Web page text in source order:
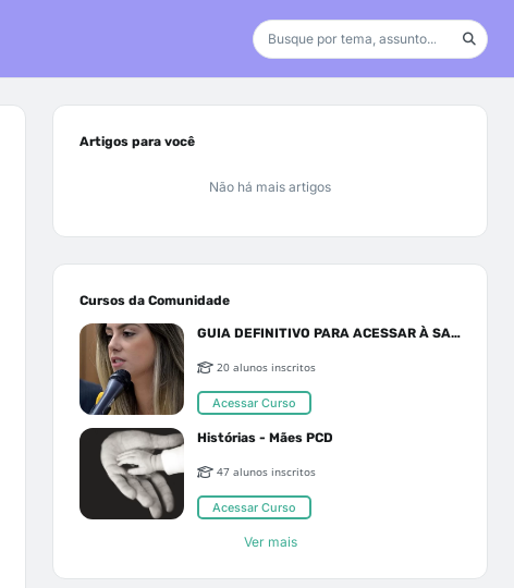
Artigos para você
Não há mais artigos
Cursos da Comunidade
GUIA DEFINITIVO PARA ACESSAR À SAÚDE PELO SUS OU PLANO DE SAÚDE
20 alunos inscritos
Acessar Curso
Histórias - Mães PCD
47 alunos inscritos
Acessar Curso
Ver mais